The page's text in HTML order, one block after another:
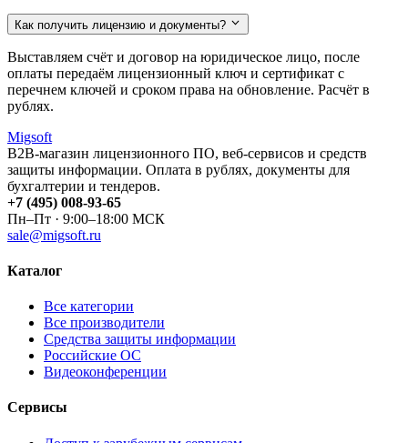
Как получить лицензию и документы?
Выставляем счёт и договор на юридическое лицо, после
оплаты передаём лицензионный ключ и сертификат с
перечнем ключей и сроком права на обновление. Расчёт в
рублях.
Migsoft
B2B-магазин лицензионного ПО, веб-сервисов и средств
защиты информации. Оплата в рублях, документы для
бухгалтерии и тендеров.
+7 (495) 008-93-65
Пн–Пт · 9:00–18:00 МСК
sale@migsoft.ru
Каталог
Все категории
Все производители
Средства защиты информации
Российские ОС
Видеоконференции
Сервисы